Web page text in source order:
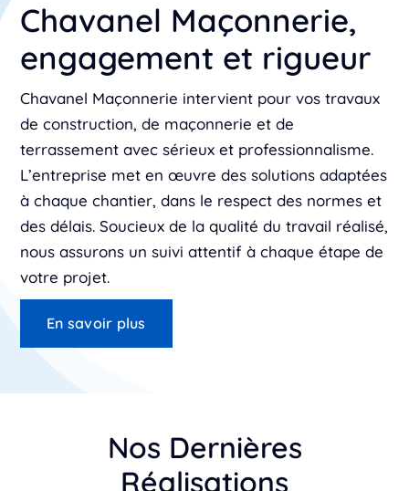
Chavanel Maçonnerie,
engagement et rigueur
Chavanel Maçonnerie intervient pour vos travaux
de construction, de maçonnerie et de
terrassement avec sérieux et professionnalisme.
L’entreprise met en œuvre des solutions adaptées
à chaque chantier, dans le respect des normes et
des délais. Soucieux de la qualité du travail réalisé,
nous assurons un suivi attentif à chaque étape de
votre projet.
En savoir plus
Nos Dernières
Réalisations